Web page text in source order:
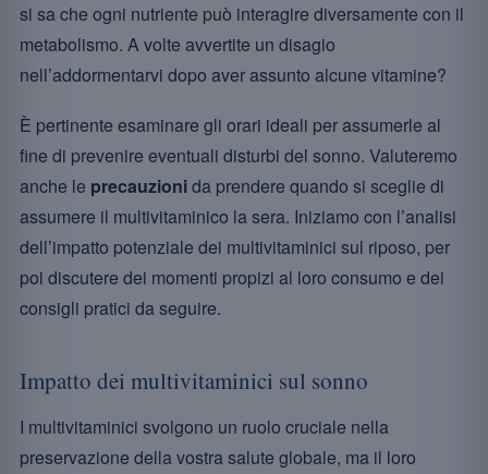
si sa che ogni nutriente può interagire diversamente con il
metabolismo. A volte avvertite un disagio
nell’addormentarvi dopo aver assunto alcune vitamine?
È pertinente esaminare gli orari ideali per assumerle al
fine di prevenire eventuali disturbi del sonno. Valuteremo
anche le precauzionida prendere quando si sceglie di
assumere il multivitaminico la sera. Iniziamo con l’analisi
dell’impatto potenziale dei multivitaminici sul riposo, per
poi discutere dei momenti propizi al loro consumo e dei
consigli pratici da seguire.
Impatto dei multivitaminici sul sonno
I multivitaminici svolgono un ruolo cruciale nella
preservazione della vostra salute globale, ma il loro